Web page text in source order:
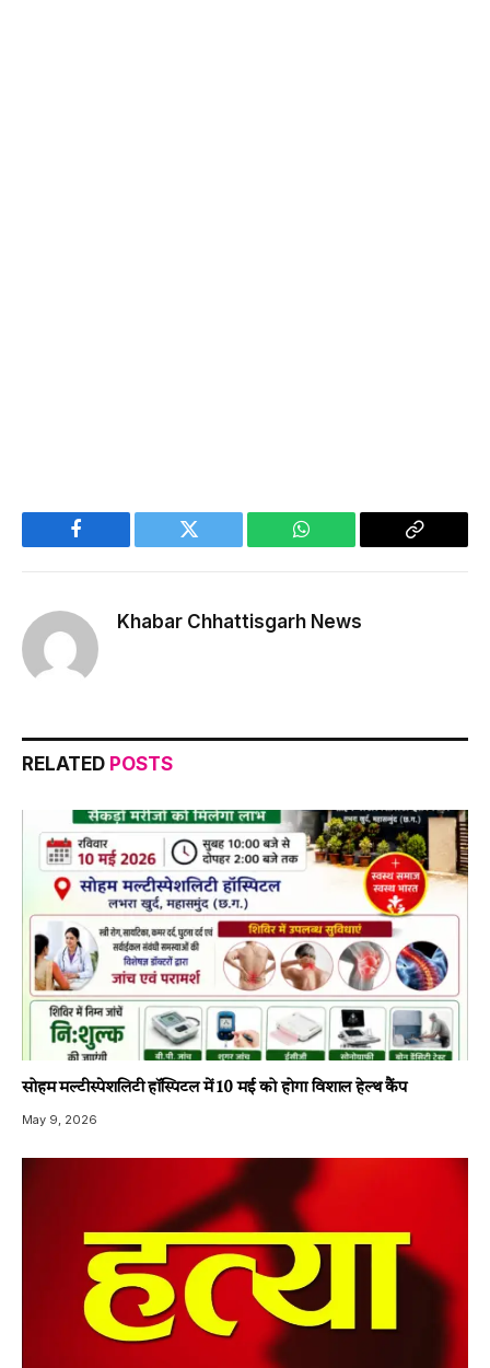
Facebook Twitter WhatsApp
Copy
Khabar Chhattisgarh News
RELATED POSTS
सोहम मल्टीस्पेशलिटी हॉस्पिटल में 10 मई को होगा विशाल हेल्थ कैंप
May 9, 2026